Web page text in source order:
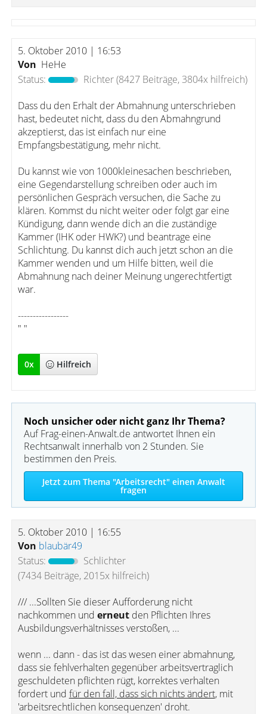
5. Oktober 2010 | 16:53
Von HeHe
Status:
Richter(8427 Beiträge, 3804x hilfreich)
Dass du den Erhalt der Abmahnung unterschrieben
hast, bedeutet nicht, dass du den Abmahngrund
akzeptierst, das ist einfach nur eine
Empfangsbestätigung, mehr nicht.
Du kannst wie von 1000kleinesachen beschrieben,
eine Gegendarstellung schreiben oder auch im
persönlichen Gespräch versuchen, die Sache zu
klären. Kommst du nicht weiter oder folgt gar eine
Kündigung, dann wende dich an die zuständige
Kammer (IHK oder HWK?) und beantrage eine
Schlichtung. Du kannst dich auch jetzt schon an die
Kammer wenden und um Hilfe bitten, weil die
Abmahnung nach deiner Meinung ungerechtfertigt
war.
-----------------
" "
0x Hilfreich
Noch unsicher oder nicht ganz Ihr Thema?
Auf Frag-einen-Anwalt.de antwortet Ihnen ein
Rechtsanwalt innerhalb von 2 Stunden. Sie
bestimmen den Preis.
Jetzt zum Thema "Arbeitsrecht" einen Anwalt
fragen
5. Oktober 2010 | 16:55
Von blaubär49
Status:
Schlichter
(7434 Beiträge, 2015x hilfreich)
/// ...Sollten Sie dieser Aufforderung nicht
nachkommen und erneut den Pflichten Ihres
Ausbildungsverhältnisses verstoßen, ...
wenn ... dann - das ist das wesen einer abmahnung,
dass sie fehlverhalten gegenüber arbeitsvertraglich
geschuldeten pflichten rügt, korrektes verhalten
fordert und für den fall, dass sich nichts ändert, mit
'arbeitsrechtlichen konsequenzen' droht.